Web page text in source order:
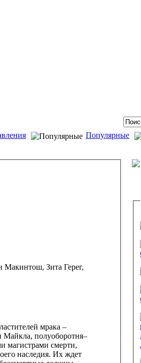
Популярные
Зита Герег,
мрака –
Майкла, полуоборотня–
магистрами смерти,
наследия. Их ждет